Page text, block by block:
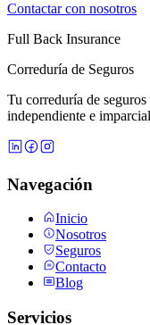
Contactar con nosotros
Full Back Insurance
Correduría de Seguros
Tu correduría de
independiente e
Navegación
Inicio
Nosotros
Seguros
Contacto
Blog
Servicios